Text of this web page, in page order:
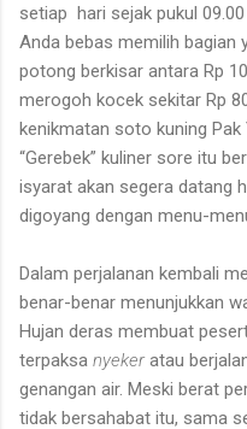
setiap hari sejak pukul
Anda bebas memilih bagian
potong berkisar antara Rp
merogoh kocek sekitar Rp
kenikmatan soto kuning Pak
“Gerebek” kuliner sore itu
isyarat akan segera datang
digoyang dengan menu-
Dalam perjalanan kembali
benar-benar menunjukkan
Hujan deras membuat
terpaksa nyekeratau
genangan air. Meski berat
tidak bersahabat itu, sama